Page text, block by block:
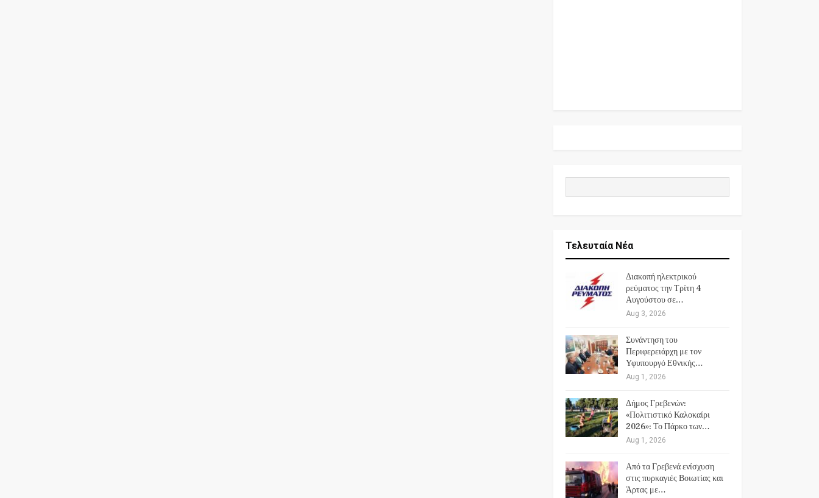
Τελευταία Νέα
Διακοπή ηλεκτρικού
ρεύματος την Τρίτη 4
Αυγούστου σε…
Aug 3, 2026
Συνάντηση του
Περιφερειάρχη με τον
Υφυπουργό Εθνικής…
Aug 1, 2026
Δήμος Γρεβενών:
«Πολιτιστικό Καλοκαίρι
2026»: Το Πάρκο των…
Aug 1, 2026
Από τα Γρεβενά ενίσχυση
στις πυρκαγιές Βοιωτίας και
Άρτας με…